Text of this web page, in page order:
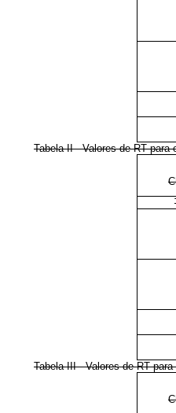
Tabela II - Valores de RT para
Tabela III - Valores de RT